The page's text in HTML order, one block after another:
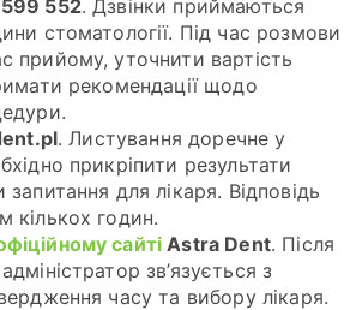
552. Дзвінки приймаються
стоматології. Під час розмови
прийому, уточнити вартість
рекомендації щодо
. Листування доречне у
прикріпити результати
для лікаря. Відповідь
кількох годин.
сайті Astra Dent. Після
зв’язується з
часу та вибору лікаря.